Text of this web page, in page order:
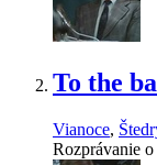
To the
Vianoce,
Rozprávanie